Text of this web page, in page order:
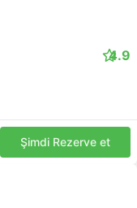
4.9
Şimdi Rezerve et